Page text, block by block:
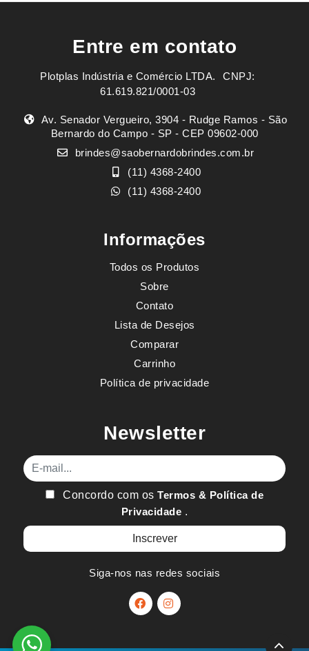
Entre em contato
Plotplas Indústria e Comércio LTDA. ㅤㅤㅤ CNPJ:
61.619.821/0001-03
Av. Senador Vergueiro, 3904 - Rudge Ramos - São
Bernardo do Campo - SP - CEP 09602-000
brindes@saobernardobrindes.com.br
(11) 4368-2400
(11) 4368-2400
Informações
Todos os Produtos
Sobre
Contato
Lista de Desejos
Comparar
Carrinho
Política de privacidade
Newsletter
E-mail
Concordo com osTermos & Política de
Privacidade .
Siga-nos nas redes sociais